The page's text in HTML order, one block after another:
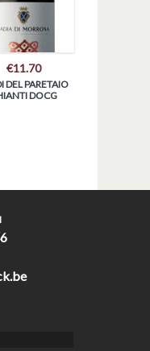
€11.70
DEL PARETAIO
DOCG